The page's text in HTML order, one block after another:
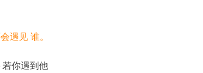
遇见 谁。
你遇到他